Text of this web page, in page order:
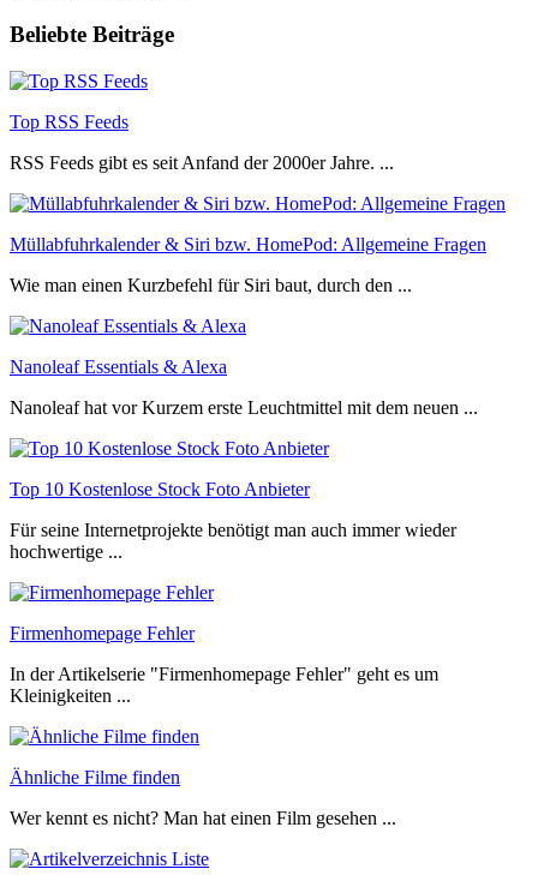
Beliebte Beiträge
Top RSS Feeds
RSS Feeds gibt es seit Anfand der 2000er Jahre. ...
Müllabfuhrkalender & Siri bzw. HomePod: Allgemeine Fragen
Wie man einen Kurzbefehl für Siri baut, durch den ...
Nanoleaf Essentials & Alexa
Nanoleaf hat vor Kurzem erste Leuchtmittel mit dem neuen ...
Top 10 Kostenlose Stock Foto Anbieter
Für seine Internetprojekte benötigt man auch immer wieder
hochwertige ...
Firmenhomepage Fehler
In der Artikelserie "Firmenhomepage Fehler" geht es um
Kleinigkeiten ...
Ähnliche Filme finden
Wer kennt es nicht? Man hat einen Film gesehen ...